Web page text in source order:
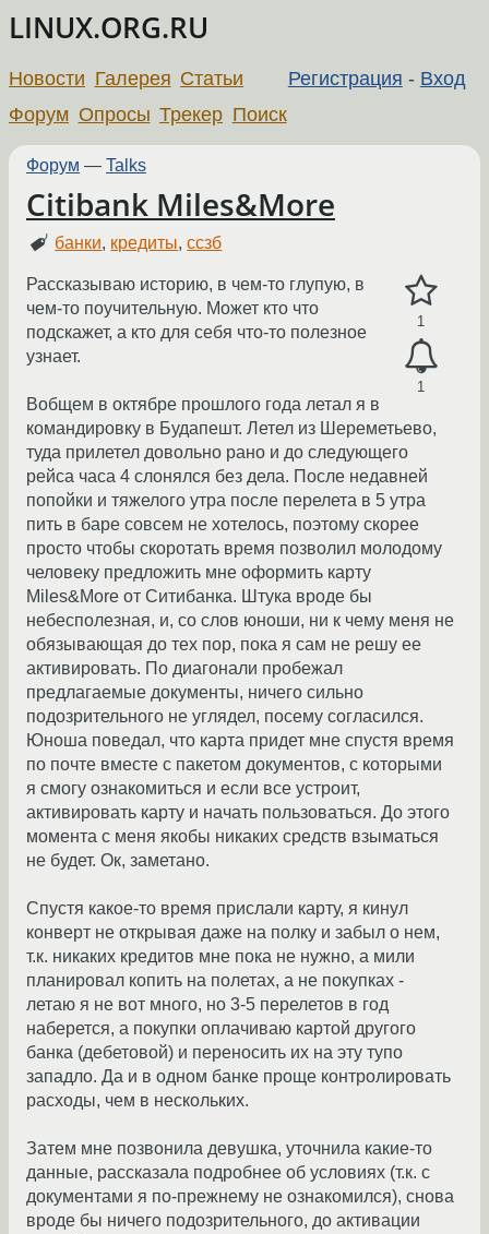
LINUX.ORG.RU
Регистрация - Вход
Новости Галерея Статьи
Форум Опросы Трекер Поиск
Форум — Talks
Citibank Miles&More
банки, кредиты,ссзб
1
1
Рассказываю историю, в чем-то глупую, в
чем-то поучительную. Может кто что
подскажет, а кто для себя что-то полезное
узнает.
Вобщем в октябре прошлого года летал я в
командировку в Будапешт. Летел из Шереметьево,
туда прилетел довольно рано и до следующего
рейса часа 4 слонялся без дела. После недавней
попойки и тяжелого утра после перелета в 5 утра
пить в баре совсем не хотелось, поэтому скорее
просто чтобы скоротать время позволил молодому
человеку предложить мне оформить карту
Miles&More от Ситибанка. Штука вроде бы
небесполезная, и, со слов юноши, ни к чему меня не
обязывающая до тех пор, пока я сам не решу ее
активировать. По диагонали пробежал
предлагаемые документы, ничего сильно
подозрительного не углядел, посему согласился.
Юноша поведал, что карта придет мне спустя время
по почте вместе с пакетом документов, с которыми
я смогу ознакомиться и если все устроит,
активировать карту и начать пользоваться. До этого
момента с меня якобы никаких средств взыматься
не будет. Ок, заметано.
Спустя какое-то время прислали карту, я кинул
конверт не открывая даже на полку и забыл о нем,
т.к. никаких кредитов мне пока не нужно, а мили
планировал копить на полетах, а не покупках -
летаю я не вот много, но 3-5 перелетов в год
наберется, а покупки оплачиваю картой другого
банка (дебетовой) и переносить их на эту тупо
западло. Да и в одном банке проще контролировать
расходы, чем в нескольких.
Затем мне позвонила девушка, уточнила какие-то
данные, рассказала подробнее об условиях (т.к. с
документами я по-прежнему не ознакомился), снова
вроде бы ничего подозрительного, до активации